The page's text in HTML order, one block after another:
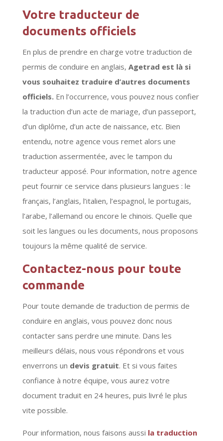
Votre traducteur de
documents officiels
En plus de prendre en charge votre traduction de
permis de conduire en anglais, Agetrad est là si
vous souhaitez traduire d’autres documents
officiels. En l’occurrence, vous pouvez nous confier
la traduction d’un acte de mariage, d’un passeport,
d’un diplôme, d’un acte de naissance, etc. Bien
entendu, notre agence vous remet alors une
traduction assermentée, avec le tampon du
traducteur apposé. Pour information, notre agence
peut fournir ce service dans plusieurs langues : le
français, l’anglais, l’italien, l’espagnol, le portugais,
l’arabe, l’allemand ou encore le chinois. Quelle que
soit les langues ou les documents, nous proposons
toujours la même qualité de service.
Contactez-nous pour toute
commande
Pour toute demande de traduction de permis de
conduire en anglais, vous pouvez donc nous
contacter sans perdre une minute. Dans les
meilleurs délais, nous vous répondrons et vous
enverrons un devis gratuit. Et si vous faites
confiance à notre équipe, vous aurez votre
document traduit en 24 heures, puis livré le plus
vite possible.
Pour information, nous faisons aussi la traduction